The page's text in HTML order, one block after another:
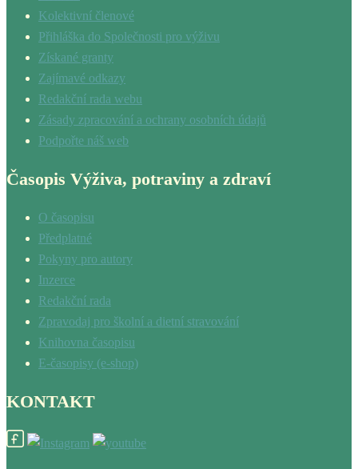
Kolektivní členové
Přihláška do Společnosti pro výživu
Získané granty
Zajímavé odkazy
Redakční rada webu
Zásady zpracování a ochrany osobních údajů
Podpořte náš web
Časopis Výživa, potraviny a zdraví
O časopisu
Předplatné
Pokyny pro autory
Inzerce
Redakční rada
Zpravodaj pro školní a dietní stravování
Knihovna časopisu
E-časopisy (e-shop)
KONTAKT